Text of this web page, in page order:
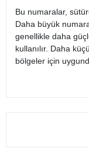
Bu numaralar,
Daha büyük
genellikle daha
kullanılır. Daha
bölgeler için